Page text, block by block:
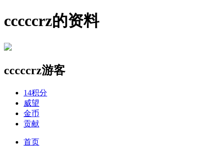
cccccrz的资料
cccccrz游客
14积分
威望
金币
贡献
首页